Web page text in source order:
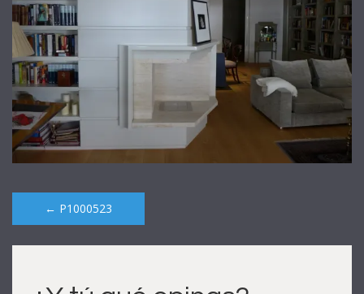
Post
navigation
← P1000523